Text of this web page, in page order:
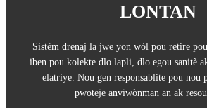
LONTAN
Sistèm drenaj la jwe yon wòl pou retire
iben pou kolekte dlo lapli, dlo egou sanitè
elatriye. Nou gen responsablite pou nou
pwoteje anviwònman an ak